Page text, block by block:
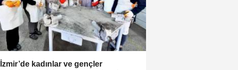
İzmir’de kadınlar ve gençler